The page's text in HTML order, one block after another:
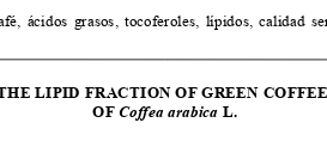
ácidos  grasos,  tocoferoles,  lípidos,  calidad
LIPID FRACTION OF GREEN
OF Coffea arabica L.